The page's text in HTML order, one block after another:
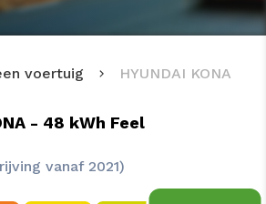
voertuig HYUNDAI KONA
- 48 kWh Feel
vanaf 2021)